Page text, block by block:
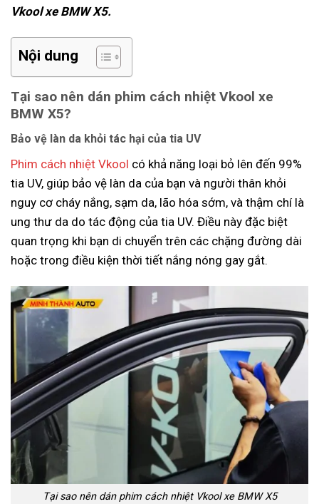
Vkool xe BMW X5.
Nội dung
Tại sao nên dán phim cách nhiệt Vkool xe
BMW X5?
Bảo vệ làn da khỏi tác hại của tia UV
Phim cách nhiệt Vkool có khả năng loại bỏ lên đến 99%
tia UV, giúp bảo vệ làn da của bạn và người thân khỏi
nguy cơ cháy nắng, sạm da, lão hóa sớm, và thậm chí là
ung thư da do tác động của tia UV. Điều này đặc biệt
quan trọng khi bạn di chuyển trên các chặng đường dài
hoặc trong điều kiện thời tiết nắng nóng gay gắt.
Tại sao nên dán phim cách nhiệt Vkool xe BMW X5